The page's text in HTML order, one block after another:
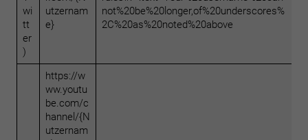
wi
tt
er
)
utzernam
e}
not%20be%20longer,of%20underscores%
2C%20as%20noted%20above
https://w
ww.youtu
be.com/c
hannel/{N
utzernam